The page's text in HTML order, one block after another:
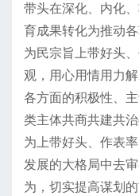
带头在深化、内化
育成果转化为推动
为民宗旨上带好头
观，用心用情用力
各方面的积极性、
类主体共商共建共
为上带好头、作表
发展的大格局中去
为，切实提高谋划